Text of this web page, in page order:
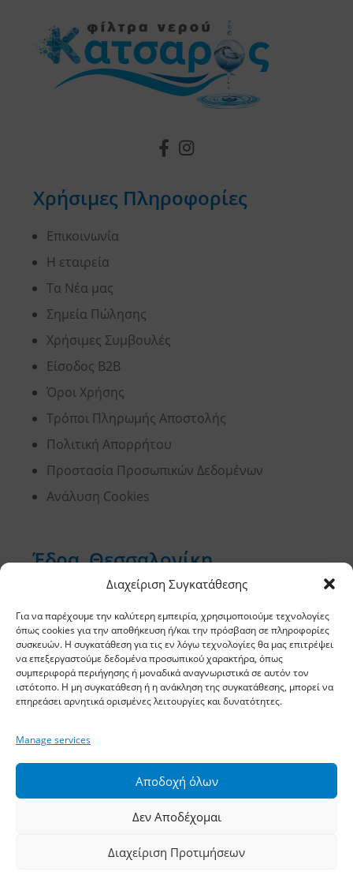
Διαχείριση Συγκατάθεσης
Για να παρέχουμε την καλύτερη εμπειρία, χρησιμοποιούμε τεχνολογίες
όπως cookies για την αποθήκευση ή/και την πρόσβαση σε πληροφορίες
συσκευών. Η συγκατάθεση για τις εν λόγω τεχνολογίες θα μας επιτρέψει
να επεξεργαστούμε δεδομένα προσωπικού χαρακτήρα, όπως
συμπεριφορά περιήγησης ή μοναδικά αναγνωριστικά σε αυτόν τον
ιστότοπο. Η μη συγκατάθεση ή η ανάκληση της συγκατάθεσης, μπορεί να
επηρεάσει αρνητικά ορισμένες λειτουργίες και δυνατότητες.
Manage services
Αποδοχή όλων
Δεν Αποδέχομαι
Διαχείριση Προτιμήσεων
Χρήσιμες Πληροφορίες
Επικοινωνία
Η εταιρεία
Τα Νέα μας
Σημεία Πώλησης
Χρήσιμες Συμβουλές
Είσοδος B2B
Όροι Χρήσης
Τρόποι Πληρωμής Αποστολής
Πολιτική Απορρήτου
Προστασία Προσωπικών Δεδομένων
Ανάλυση Cookies
Έδρα, Θεσσαλονίκη
Διεύθυνση: 11,5 χλμ Ε.Ο. Θεσσαλονίκης –
Αθηνών, Σίνδος, ΤΚ 57400, ΤΘ 1251
Τηλέφωνο:2310 778822 –23
Φαξ: 2310 778824
Υποκατάστημα, Αθήνα
Διεύθυνση: Σταδίου 60, Αθήνα, ΤΚ 10564
210 3245606– 8